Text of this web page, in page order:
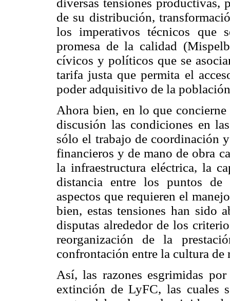
de su distribución,
los imperativos técnicos que
promesa de la calidad
cívicos y políticos que se
tarifa justa que permita el
poder adquisitivo de la
Ahora bien, en lo que
discusión las condiciones en
sólo el trabajo de coordinación
financieros y de mano de obra
la infraestructura eléctrica, la
distancia entre los puntos de
aspectos que requieren el
bien, estas tensiones han sido
disputas alrededor de los
reorganización de la
confrontación entre la cultura de
Así, las razones esgrimidas
extinción de LyFC, las cuales